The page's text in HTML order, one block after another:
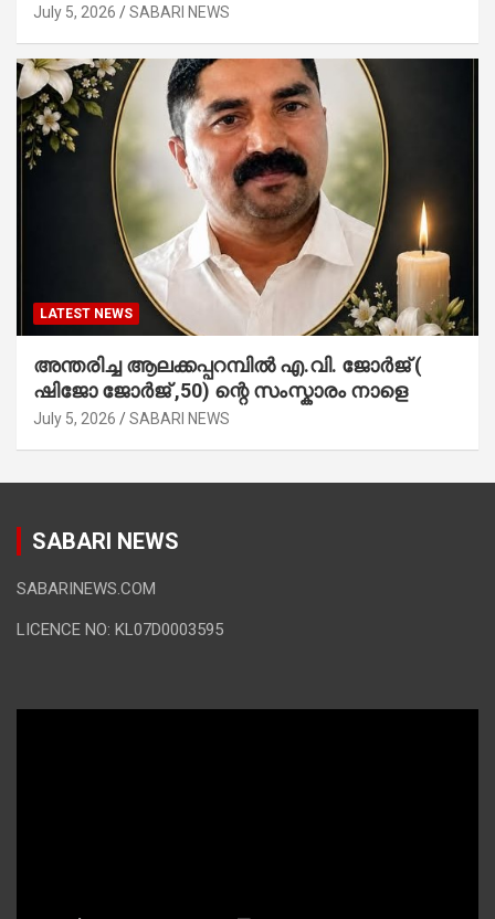
July 5, 2026 SABARI NEWS
LATEST NEWS
അന്തരിച്ച ആ​ല​ക്ക​പ്പ​റമ്പിൽ​ എ.​വി. ജോ​ർ​ജ് (
ഷിജോ ജോർജ് ,50) ന്റെ സംസ്കാരം നാളെ
July 5, 2026 SABARI NEWS
SABARI NEWS
SABARINEWS.COM
LICENCE NO: KL07D0003595